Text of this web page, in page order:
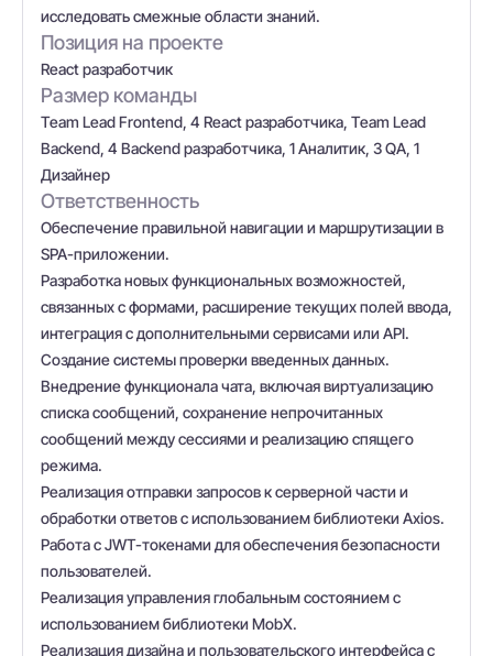
исследовать смежные области знаний.
Позиция на проекте
React разработчик
Размер команды
Team Lead Frontend, 4 React разработчика, Team Lead
Backend, 4 Backend разработчика, 1 Аналитик, 3 QA, 1
Дизайнер
Ответственность
Обеспечение правильной навигации и маршрутизации в
SPA-приложении.
Разработка новых функциональных возможностей,
связанных с формами, расширение текущих полей ввода,
интеграция с дополнительными сервисами или API.
Создание системы проверки введенных данных.
Внедрение функционала чата, включая виртуализацию
списка сообщений, сохранение непрочитанных
сообщений между сессиями и реализацию спящего
режима.
Реализация отправки запросов к серверной части и
обработки ответов с использованием библиотеки Axios.
Работа с JWT-токенами для обеспечения безопасности
пользователей.
Реализация управления глобальным состоянием с
использованием библиотеки MobX.
Реализация дизайна и пользовательского интерфейса с